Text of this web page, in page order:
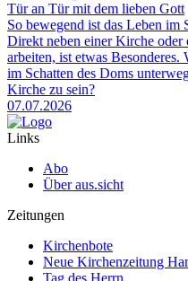
Tür an Tür mit dem lieben Gott
So bewegend ist das Leben im
Direkt neben einer Kirche oder
arbeiten, ist etwas
im Schatten des Doms
Kirche zu sein?
07.07.2026
Links
Abo
Über aus.sicht
Zeitungen
Kirchenbote
Neue Kirchenzeitung
Tag des Herrn